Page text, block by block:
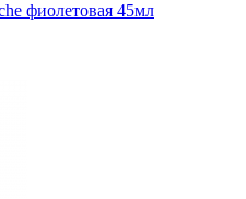
фиолетовая 45мл